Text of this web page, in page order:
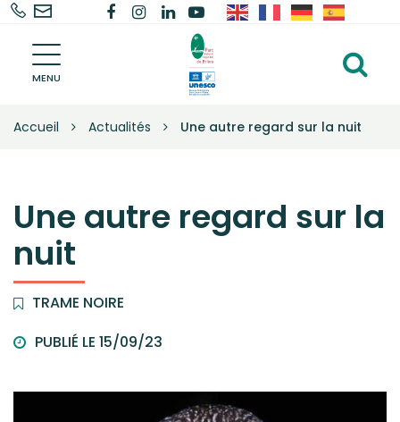
Gestion des traceurs
02
91
68
Nous
Lien
Facebook
Lien
compte
Instagram
Lien
vers
compte
Linkedin
Lien
la
chaîne
Youtube
MENU
Parc
naturel
régional
de
Brière
s'invente
ici
Accueil Actualités Une autre regard sur la nuit
Une autre regard sur la
nuit
TRAME NOIRE
PUBLIÉ LE 15/09/23